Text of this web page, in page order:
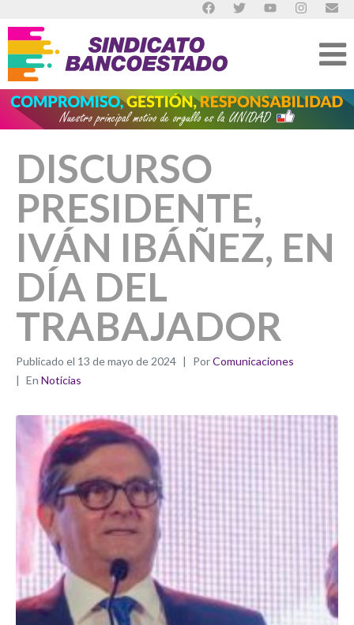
DISCURSO
PRESIDENTE,
IVÁN IBÁÑEZ, EN
DÍA DEL
TRABAJADOR
Publicado el 13 de mayo de 2024 PorComunicaciones
En Noticias